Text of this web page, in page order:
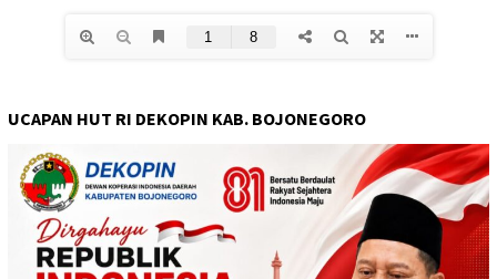
UCAPAN HUT RI DEKOPIN KAB. BOJONEGORO